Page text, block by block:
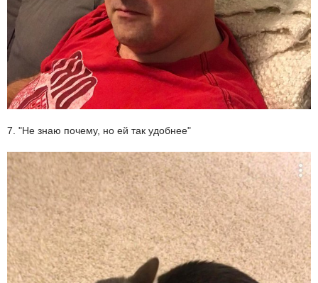
7. "Не знаю почему, но ей так удобнее"